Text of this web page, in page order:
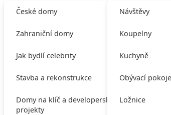
České domy
Zahraniční domy
Jak bydlí celebrity
Stavba a rekonstrukce
Domy na klíč a developerské
projekty
Návštěvy
Koupelny
Kuchyně
Obývací pokoje
Ložnice